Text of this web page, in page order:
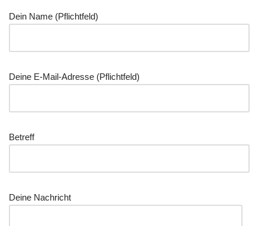
Dein Name (Pflicht­feld)
Dei­ne E‑Mail-Adres­se (Pflicht­feld)
Betreff
Dei­ne Nachricht